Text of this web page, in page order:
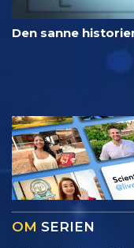
Den sanne
OM SERIEN